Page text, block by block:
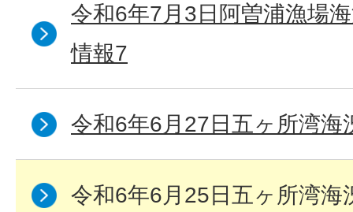
令和6年7月3日阿曽浦漁場
情報7
令和6年6月27日五ヶ所湾海
令和6年6月25日五ヶ所湾海